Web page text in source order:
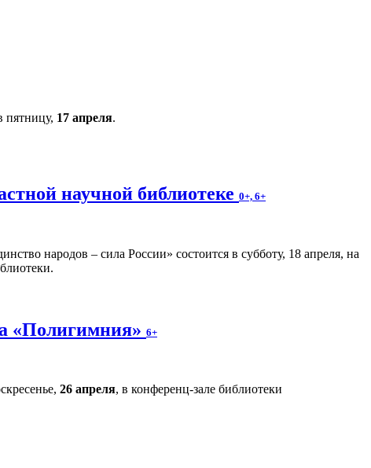
пятницу, 17 апреля.
научной библиотеке 0+, 6+
народов – сила России» состоится в субботу, 18 апреля, на
«Полигимния» 6+
26 апреля, в конференц-зале библиотеки